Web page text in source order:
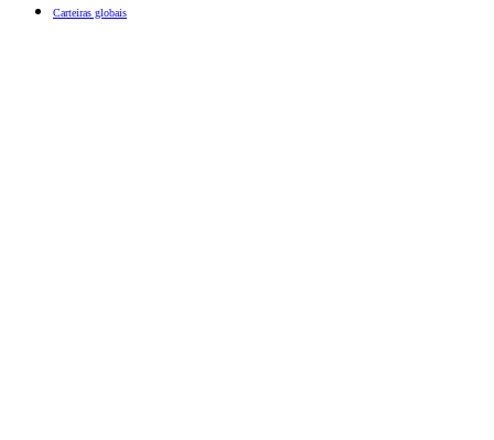
Carteiras globais